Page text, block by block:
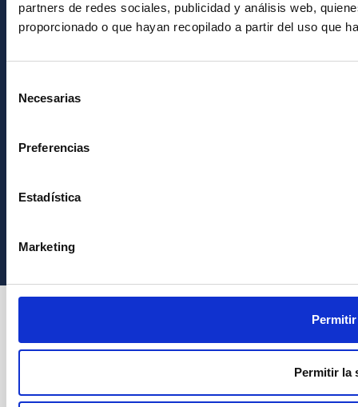
partners de redes sociales, publicidad y análisis web,
proporcionado o que hayan recopilado a partir del uso que
Necesarias
Preferencias
Estadística
Marketing
Permitir la
Únete a nuestra
Instituto de Astrofísica de Canarias • IAC